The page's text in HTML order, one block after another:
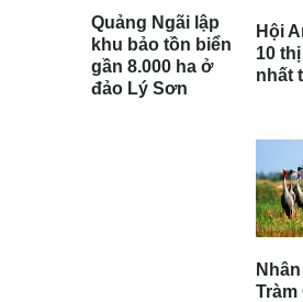
Quảng Ngãi lập
khu bảo tồn biển
gần 8.000 ha ở
đảo Lý Sơn
Hội
10
nhất
Tràm